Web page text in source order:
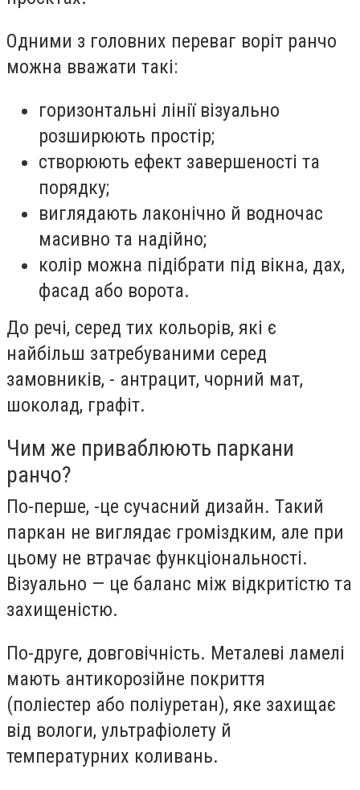
Одними з головних переваг воріт ранчо
можна вважати такі:
горизонтальні лінії візуально
розширюють простір;
створюють ефект завершеності та
порядку;
виглядають лаконічно й водночас
масивно та надійно;
колір можна підібрати під вікна, дах,
фасад або ворота.
До речі, серед тих кольорів, які є
найбільш затребуваними серед
замовників, - антрацит, чорний мат,
шоколад, графіт.
Чим же приваблюють паркани
ранчо?
По-перше, -це сучасний дизайн. Такий
паркан не виглядає громіздким, але при
цьому не втрачає функціональності.
Візуально — це баланс між відкритістю та
захищеністю.
По-друге, довговічність. Металеві ламелі
мають антикорозійне покриття
(поліестер або поліуретан), яке захищає
від вологи, ультрафіолету й
температурних коливань.